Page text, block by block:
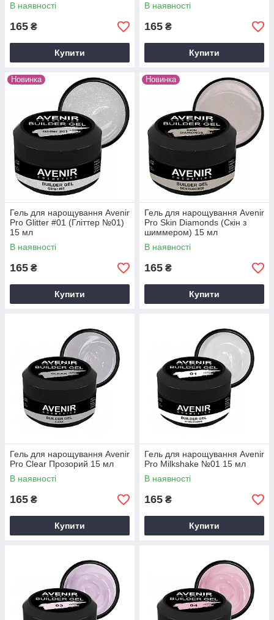
В наявності
165 ₴
Купити
В наявності
165 ₴
Купити
Новинка
Гель для нарощування Avenir
Pro Glitter #01 (Гліттер №01)
15 мл
В наявності
165 ₴
Купити
Новинка
Гель для нарощування Avenir
Pro Skin Diamonds (Скін з
шиммером) 15 мл
В наявності
165 ₴
Купити
Гель для нарощування Avenir
Pro Clear Прозорий 15 мл
В наявності
165 ₴
Купити
Гель для нарощування Avenir
Pro Milkshake №01 15 мл
В наявності
165 ₴
Купити